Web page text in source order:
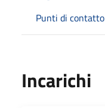
Punti di contatto
Incarichi